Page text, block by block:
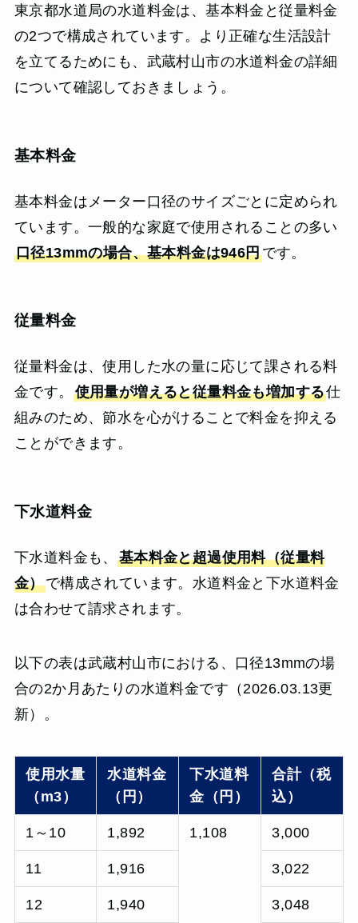
東京都水道局の水道料金は、基本料金と従量料金
の2つで構成されています。より正確な生活設計
を立てるためにも、武蔵村山市の水道料金の詳細
について確認しておきましょう。
基本料金
基本料金はメーター口径のサイズごとに定められ
ています。一般的な家庭で使用されることの多い
口径13mmの場合、基本料金は946円です。
従量料金
従量料金は、使用した水の量に応じて課される料
金です。 使用量が増えると従量料金も増加する仕
組みのため、節水を心がけることで料金を抑える
ことができます。
下水道料金
下水道料金も、 基本料金と超過使用料（従量料
金）で構成されています。水道料金と下水道料金
は合わせて請求されます。
以下の表は武蔵村山市における、口径13mmの場
合の2か月あたりの水道料金です（2026.03.13更
新）。
使用水量
（m3）
水道料金
（円）
下水道料
金（円）
合計（税
込）
1～10 1,892 1,108 3,000
11 1,916 3,022
12 1,940 3,048